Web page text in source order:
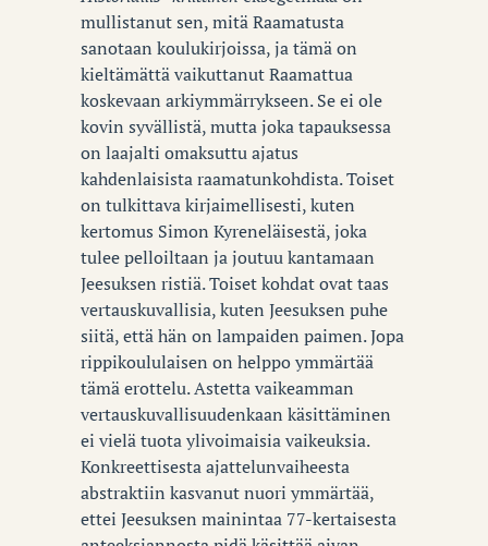
mullistanut sen, mitä Raamatusta
sanotaan koulukirjoissa, ja tämä on
kieltämättä vaikuttanut Raamattua
koskevaan arkiymmärrykseen. Se ei ole
kovin syvällistä, mutta joka tapauksessa
on laajalti omaksuttu ajatus
kahdenlaisista raamatunkohdista. Toiset
on tulkittava kirjaimellisesti, kuten
kertomus Simon Kyreneläisestä, joka
tulee pelloiltaan ja joutuu kantamaan
Jeesuksen ristiä. Toiset kohdat ovat taas
vertauskuvallisia, kuten Jeesuksen puhe
siitä, että hän on lampaiden paimen. Jopa
rippikoululaisen on helppo ymmärtää
tämä erottelu. Astetta vaikeamman
vertauskuvallisuudenkaan käsittäminen
ei vielä tuota ylivoimaisia vaikeuksia.
Konkreettisesta ajattelunvaiheesta
abstraktiin kasvanut nuori ymmärtää,
ettei Jeesuksen mainintaa 77-kertaisesta